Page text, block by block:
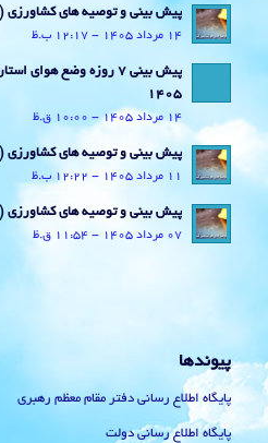
پیش بینی و توصیه های کشاورزی (14 مرداد ۱۴۰۵)
14 مرداد 1405 - 12:17 ب.ظ
1405
14 مرداد 1405 - 10:00 ق.ظ
پیش بینی و توصیه های کشاورزی (11 مرداد ۱۴۰۵)
11 مرداد 1405 - 12:22 ب.ظ
پیش بینی و توصیه های کشاورزی (7 مرداد ۱۴۰۵)
07 مرداد 1405 - 11:54 ق.ظ
پیوندها
پایگاه اطلاع رسانی دفتر مقام معظم رهبری
پایگاه اطلاع رسانی دولت